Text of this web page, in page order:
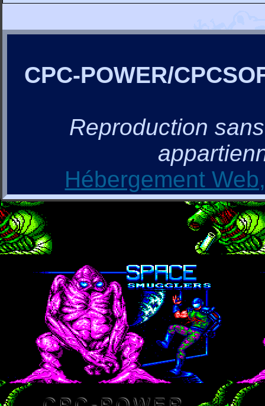
CPC-POWER/
Reproduction
Hébergement